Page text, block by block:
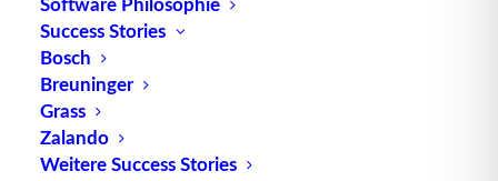
Success Stories
Bosch
Breuninger
Grass
Zalando
Weitere Success Stories
einen externen Dienstleister.
Quelle: logipedia / Fraunhofer IML